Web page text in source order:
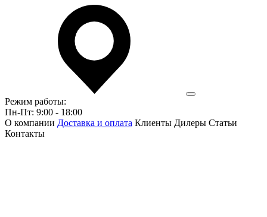
Режим работы:
Пн-Пт: 9:00 - 18:00
О компании Доставка и оплата Клиенты Дилеры Статьи
Контакты